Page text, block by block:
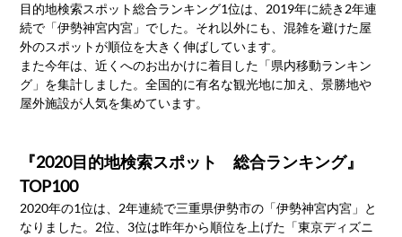
目的地検索スポット総合ランキング1位は、2019年に続き2年連
続で「伊勢神宮内宮」でした。それ以外にも、混雑を避けた屋
外のスポットが順位を大きく伸ばしています。
また今年は、近くへのお出かけに着目した「県内移動ランキン
グ」を集計しました。全国的に有名な観光地に加え、景勝地や
屋外施設が人気を集めています。
『2020目的地検索スポット 総合ランキング』
TOP100
2020年の1位は、2年連続で三重県伊勢市の「伊勢神宮内宮」と
なりました。2位、3位は昨年から順位を上げた「東京ディズニ